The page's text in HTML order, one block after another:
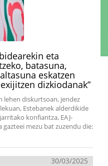
eta
batasuna,
eskatzen
dizkiodanak”
lehen diskurtsoan, jendez
Estebanek alderdikide
konfiantza, EAJ-
mezu bat zuzendu die:
30/03/2025